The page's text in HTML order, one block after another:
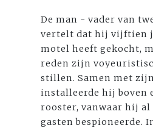
De man - vader van
vertelt dat hij vijftien
motel heeft gekocht,
reden zijn
stillen. Samen met
installeerde hij boven
rooster, vanwaar hij
gasten bespioneerde.